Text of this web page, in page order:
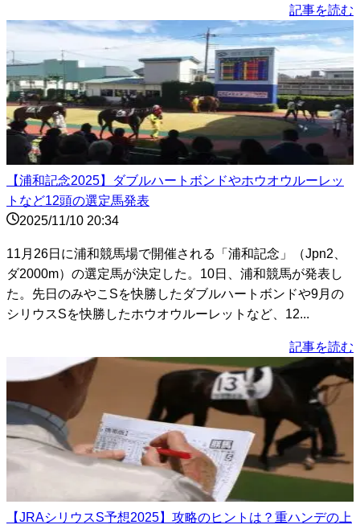
記事を読む
【浦和記念2025】ダブルハートボンドやホウオウルーレッ
トなど12頭の選定馬発表
2025/11/10 20:34
11月26日に浦和競馬場で開催される「浦和記念」（Jpn2、
ダ2000m）の選定馬が決定した。10日、浦和競馬が発表し
た。先日のみやこSを快勝したダブルハートボンドや9月の
シリウスSを快勝したホウオウルーレットなど、12...
記事を読む
【JRAシリウスS予想2025】攻略のヒントは？重ハンデの上